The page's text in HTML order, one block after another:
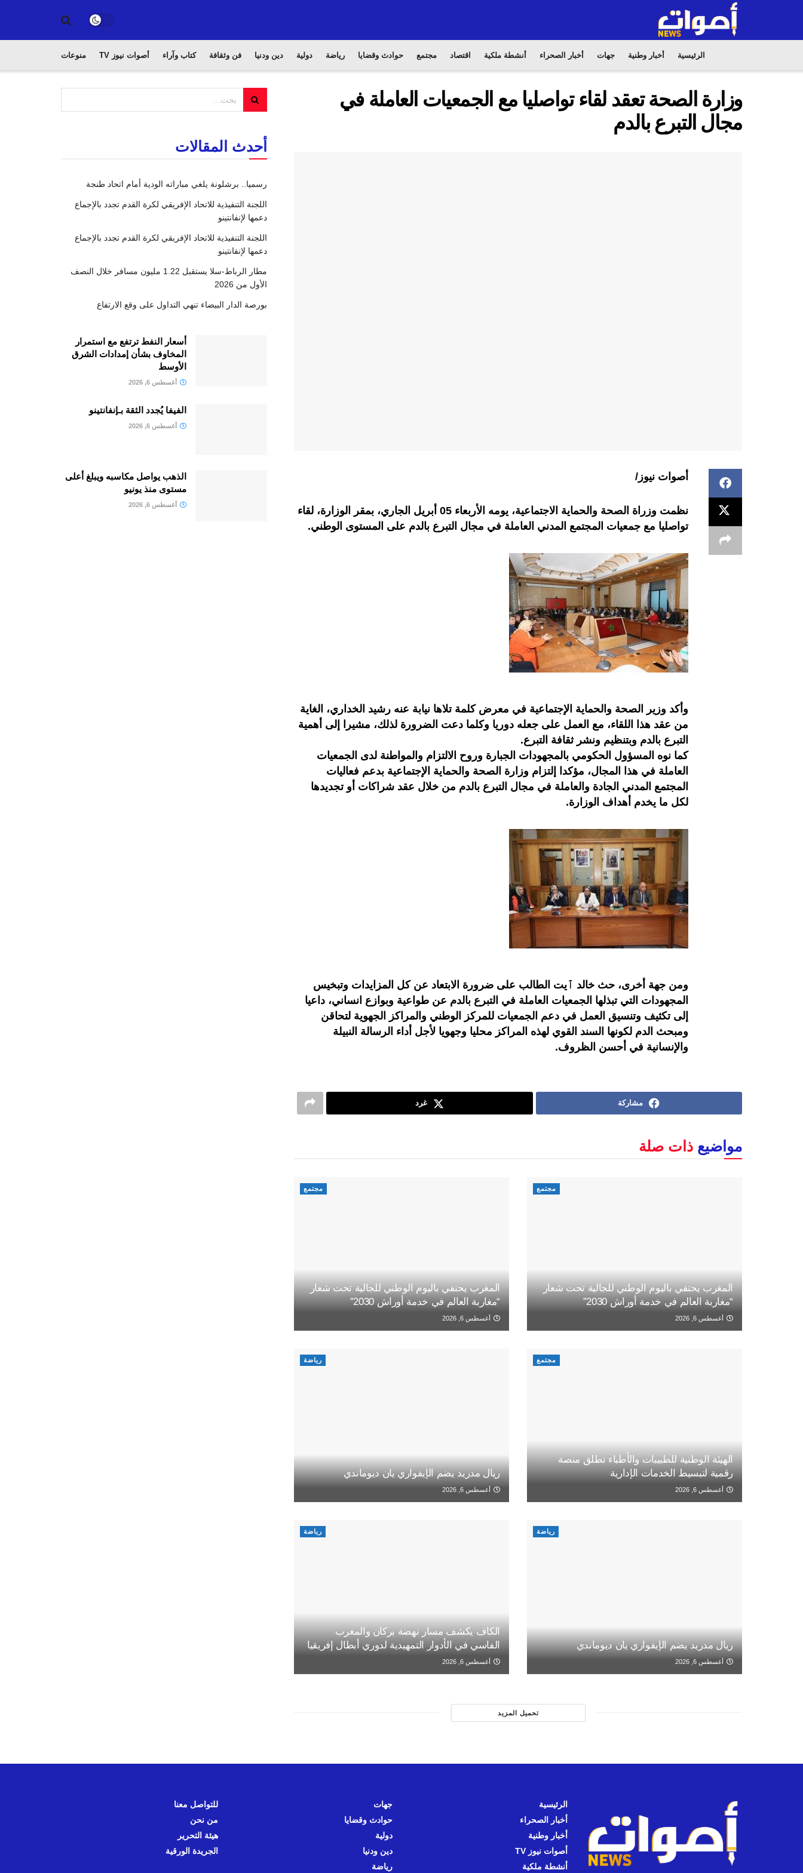
الرئيسية أخبار وطنية جهات أخبار الصحراء أنشطة ملكية اقتصاد مجتمع حوادث وقضايا رياضة دولية دين ودنيا فن وثقافة كتاب وآراء أصوات نيوز TV منوعات
وزارة الصحة تعقد لقاء تواصليا مع الجمعيات العاملة في
مجال التبرع بالدم
أصوات نيوز/
نظمت وزراة الصحة والحماية الاجتماعية، يومه الأربعاء 05 أبريل الجاري، بمقر الوزارة، لقاء
تواصليا مع جمعيات المجتمع المدني العاملة في مجال التبرع بالدم على المستوى الوطني.
وأكد وزير الصحة والحماية الإجتماعية في معرض كلمة تلاها نيابة عنه رشيد الخداري، الغاية
من عقد هذا اللقاء، مع العمل على جعله دوريا وكلما دعت الضرورة لذلك، مشيرا إلى أهمية
التبرع بالدم وبتنظيم ونشر ثقافة التبرع.
كما نوه المسؤول الحكومي بالمجهودات الجبارة وروح الالتزام والمواطنة لدى الجمعيات
العاملة في هذا المجال، مؤكدا إلتزام وزارة الصحة والحماية الإجتماعية بدعم فعاليات
المجتمع المدني الجادة والعاملة في مجال التبرع بالدم من خلال عقد شراكات أو تجديدها
لكل ما يخدم أهداف الوزارة.
ومن جهة أخرى، حث خالد ٱيت الطالب على ضرورة الابتعاد عن كل المزايدات وتبخيس
المجهودات التي تبذلها الجمعيات العاملة في التبرع بالدم عن طواعية وبوازع انساني، داعيا
إلى تكثيف وتنسيق العمل في دعم الجمعيات للمركز الوطني والمراكز الجهوية لتحاقن
ومبحث الدم لكونها السند القوي لهذه المراكز محليا وجهويا لأجل أداء الرسالة النبيلة
والإنسانية في أحسن الظروف.
مشاركة غرد
مواضيع ذات صلة
مجتمع
المغرب يحتفي باليوم الوطني للجالية تحت شعار
“مغاربة العالم في خدمة أوراش 2030”
أغسطس 6, 2026
مجتمع
المغرب يحتفي باليوم الوطني للجالية تحت شعار
“مغاربة العالم في خدمة أوراش 2030”
أغسطس 6, 2026
مجتمع
الهيئة الوطنية للطبيبات والأطباء تطلق منصة
رقمية لتبسيط الخدمات الإدارية
أغسطس 6, 2026
رياضة
ريال مدريد يضم الإيفواري يان ديوماندي
أغسطس 6, 2026
رياضة
ريال مدريد يضم الإيفواري يان ديوماندي
أغسطس 6, 2026
رياضة
الكاف يكشف مسار نهضة بركان والمغرب
الفاسي في الأدوار التمهيدية لدوري أبطال إفريقيا
أغسطس 6, 2026
تحميل المزيد
أحدث المقالات
رسميا.. برشلونة يلغي مباراته الودية أمام اتحاد طنجة
اللجنة التنفيذية للاتحاد الإفريقي لكرة القدم تجدد بالإجماع
دعمها لإنفانتينو
اللجنة التنفيذية للاتحاد الإفريقي لكرة القدم تجدد بالإجماع
دعمها لإنفانتينو
مطار الرباط-سلا يستقبل 1.22 مليون مسافر خلال النصف
الأول من 2026
بورصة الدار البيضاء تنهي التداول على وقع الارتفاع
أسعار النفط ترتفع مع استمرار
المخاوف بشأن إمدادات الشرق
الأوسط
أغسطس 6, 2026
الفيفا يُجدد الثقة بـإنفانتينو
أغسطس 6, 2026
الذهب يواصل مكاسبه ويبلغ أعلى
مستوى منذ يونيو
أغسطس 6, 2026
الرئيسية
أخبار الصحراء
أخبار وطنية
أصوات نيوز TV
أنشطة ملكية
جهات
حوادث وقضايا
دولية
دين ودنيا
رياضة
للتواصل معنا
من نحن
هيئة التحرير
الجريدة الورقية